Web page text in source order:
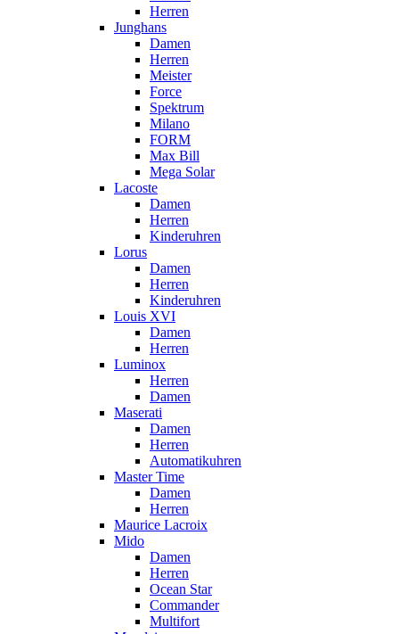
Herren
Junghans
Damen
Herren
Meister
Force
Spektrum
Milano
FORM
Max Bill
Mega Solar
Lacoste
Damen
Herren
Kinderuhren
Lorus
Damen
Herren
Kinderuhren
Louis XVI
Damen
Herren
Luminox
Herren
Damen
Maserati
Damen
Herren
Automatikuhren
Master Time
Damen
Herren
Maurice Lacroix
Mido
Damen
Herren
Ocean Star
Commander
Multifort